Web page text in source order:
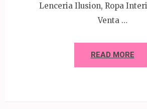
Lenceria Ilusion, Ropa
Venta …
READ MORE